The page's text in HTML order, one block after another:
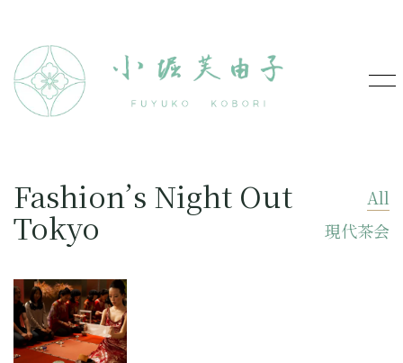
Fashion’s Night Out
Tokyo
All
現代茶会